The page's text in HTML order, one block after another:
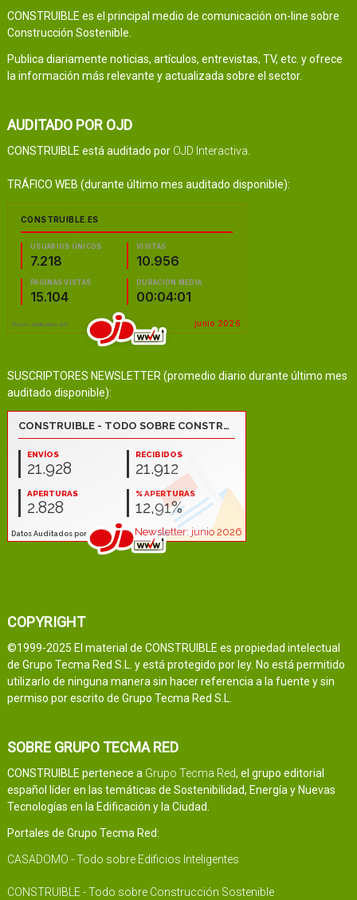
CONSTRUIBLE es el principal medio de comunicación on-line sobre
Construcción Sostenible.
Publica diariamente noticias, artículos, entrevistas, TV, etc. y ofrece
la información más relevante y actualizada sobre el sector.
AUDITADO POR OJD
CONSTRUIBLE está auditado por OJD Interactiva.
TRÁFICO WEB (durante último mes auditado disponible):
SUSCRIPTORES NEWSLETTER (promedio diario durante último mes
auditado disponible):
COPYRIGHT
©1999-2025 El material de CONSTRUIBLE es propiedad intelectual
de Grupo Tecma Red S.L. y está protegido por ley. No está permitido
utilizarlo de ninguna manera sin hacer referencia a la fuente y sin
permiso por escrito de Grupo Tecma Red S.L.
SOBRE GRUPO TECMA RED
CONSTRUIBLE pertenece a Grupo Tecma Red, el grupo editorial
español líder en las temáticas de Sostenibilidad, Energía y Nuevas
Tecnologías en la Edificación y la Ciudad.
Portales de Grupo Tecma Red:
CASADOMO - Todo sobre Edificios Inteligentes
CONSTRUIBLE - Todo sobre Construcción Sostenible